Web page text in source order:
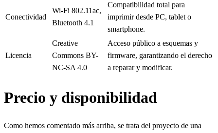
Conectividad
Wi-Fi 802.11ac,
Bluetooth 4.1
Compatibilidad total para
imprimir desde PC, tablet o
smartphone.
Licencia
Creative
Commons BY-
NC-SA 4.0
Acceso público a esquemas y
firmware, garantizando el derecho
a reparar y modificar.
Precio y disponibilidad
Como hemos comentado más arriba, se trata del proyecto de una